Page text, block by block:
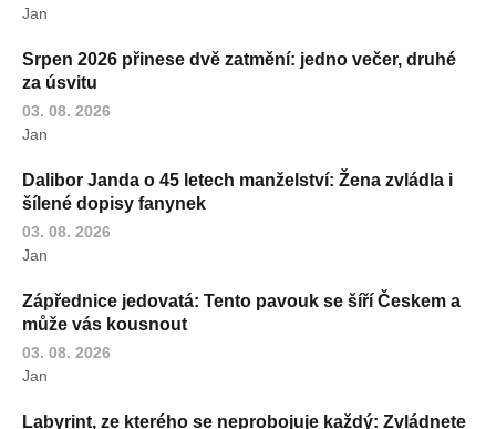
Jan
Srpen 2026 přinese dvě zatmění: jedno večer, druhé
za úsvitu
03. 08. 2026
Jan
Dalibor Janda o 45 letech manželství: Žena zvládla i
šílené dopisy fanynek
03. 08. 2026
Jan
Zápřednice jedovatá: Tento pavouk se šíří Českem a
může vás kousnout
03. 08. 2026
Jan
Labyrint, ze kterého se neprobojuje každý: Zvládnete